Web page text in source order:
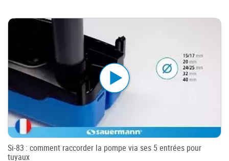
Si-83 : comment raccorder la pompe via ses 5 entrées pour
tuyaux